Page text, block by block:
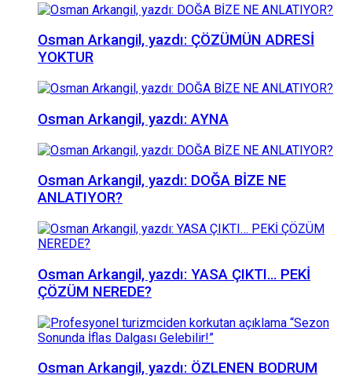
Osman Arkangil, yazdı: ÇÖZÜMÜN ADRESİ
YOKTUR
Osman Arkangil, yazdı: AYNA
Osman Arkangil, yazdı: DOĞA BİZE NE
ANLATIYOR?
Osman Arkangil, yazdı: YASA ÇIKTI… PEKİ
ÇÖZÜM NEREDE?
Osman Arkangil, yazdı: ÖZLENEN BODRUM